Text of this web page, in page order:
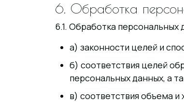
6. Обработка
6.1. Обработка
а) законности целей и
б) соответствия целей
персональных данных, а
в) соответствия объема